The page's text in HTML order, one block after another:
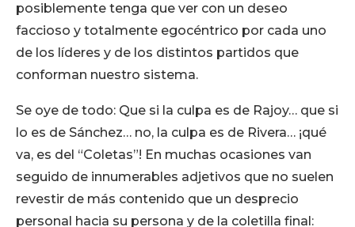
posiblemente tenga que ver con un deseo
faccioso y totalmente egocéntrico por cada uno
de los líderes y de los distintos partidos que
conforman nuestro sistema.
Se oye de todo: Que si la culpa es de Rajoy… que si
lo es de Sánchez… no, la culpa es de Rivera… ¡qué
va, es del “Coletas”! En muchas ocasiones van
seguido de innumerables adjetivos que no suelen
revestir de más contenido que un desprecio
personal hacia su persona y de la coletilla final: